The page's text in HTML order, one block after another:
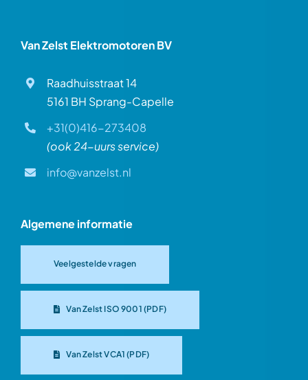
Van Zelst Elektromotoren BV
Raadhuisstraat 14
5161 BH Sprang-Capelle
+31(0)416-273408
(ook 24-uurs service)
info@vanzelst.nl
Algemene informatie
Veelgestelde vragen
Van Zelst ISO 9001 (PDF)
Van Zelst VCA1 (PDF)